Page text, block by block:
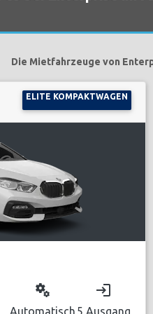
Die Mietfahrzeuge von
ELITE KOMPAKTWAGEN
miscellaneous_services
Automatisch
login
5 Ausgang